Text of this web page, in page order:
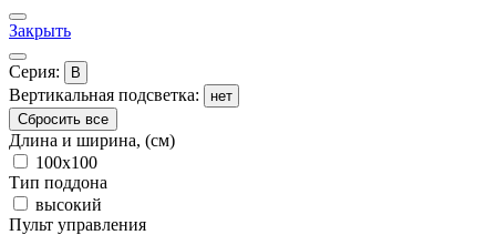
Закрыть
Серия: B
Вертикальная подсветка:
нет
Сбросить все
Длина и ширина, (см)
100x100
Тип поддона
высокий
Пульт управления